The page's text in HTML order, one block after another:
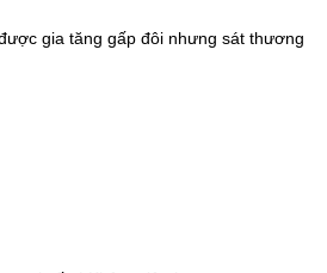
gia tăng gấp đôi nhưng sát thương